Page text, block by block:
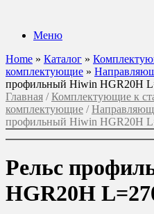
содержанию
Меню
Home » Каталог »
комплектующие »
профильный Hiwin HGR20H
Главная /Комплектующие к
комплектующие /
профильный Hiwin HGR20H
Рельс
HGR20H